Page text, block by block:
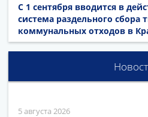
С 1 сентября вводится в
система раздельного сбора
коммунальных отходов в
5 августа 2026